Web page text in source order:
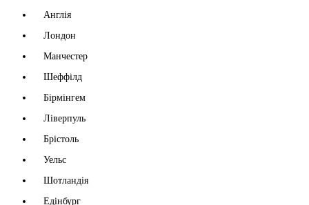
Англія
Лондон
Манчестер
Шеффілд
Бірмінгем
Ліверпуль
Брістоль
Уельс
Шотландія
Едінбург